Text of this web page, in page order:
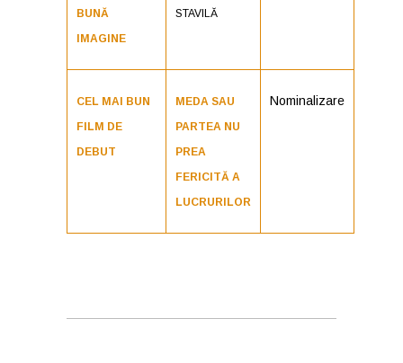
BUNĂ
IMAGINE
STAVILĂ
CEL MAI BUN
FILM DE
DEBUT
MEDA SAU
PARTEA NU
PREA
FERICITĂ A
LUCRURILOR
Nominalizare